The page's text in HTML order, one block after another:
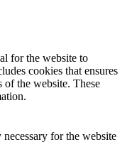
for the website to
cookies that ensures
of the website. These
for the website